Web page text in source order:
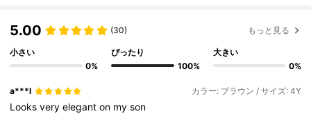
5.00 (30) もっと見る
小さい
0%
ぴったり
100%
大きい
0%
a***l カラー: ブラウン / サイズ: 4Y
Looksveryeleganton myson